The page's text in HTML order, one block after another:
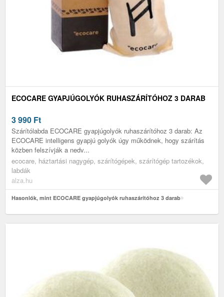
ECOCARE GYAPJÚGOLYÓK RUHASZÁRÍTÓHOZ 3 DARAB
3 990 Ft
Szárítólabda ECOCARE gyapjúgolyók ruhaszárítóhoz 3 darab: Az
ECOCARE intelligens gyapjú golyók úgy működnek, hogy szárítás
közben felszívják a nedv...
ecocare, háztartási nagygép, szárítógépek, szárítógép tartozékok,
labdák
alza.hu
Hasonlók, mint ECOCARE gyapjúgolyók ruhaszárítóhoz 3 darab